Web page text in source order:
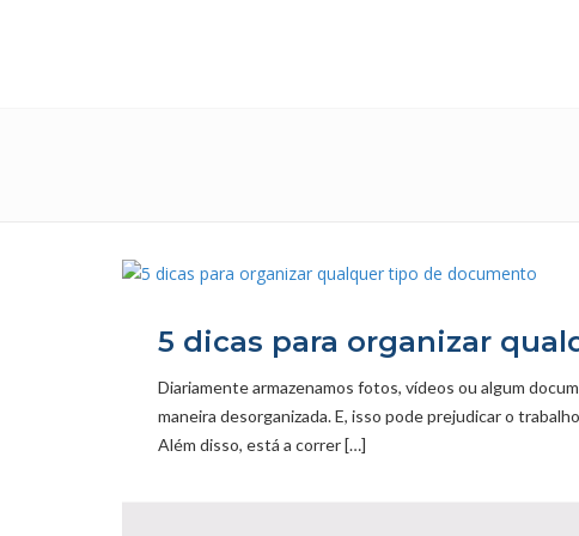
5 dicas para organizar
Diariamente armazenamos fotos, vídeos ou algum
maneira desorganizada. E, isso pode prejudicar o
Além disso, está a correr […]